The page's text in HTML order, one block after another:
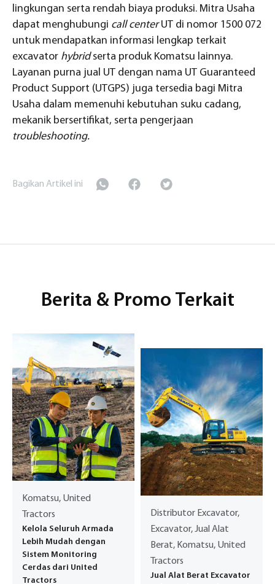
lingkungan serta rendah biaya produksi. Mitra Usaha
dapat menghubungi call centerUT di nomor 1500 072
untuk mendapatkan informasi lengkap terkait
excavator hybridserta produk Komatsu lainnya.
Layanan purna jual UT dengan nama UT Guaranteed
Product Support (UTGPS) juga tersedia bagi Mitra
Usaha dalam memenuhi kebutuhan suku cadang,
mekanik bersertifikat, serta pengerjaan
troubleshooting.
Bagikan Artikel ini
Berita & Promo Terkait
Komatsu, United
Tractors
Kelola Seluruh Armada
Lebih Mudah dengan
Sistem Monitoring
Cerdas dari United
Tractors
Distributor Excavator,
Excavator, Jual Alat
Berat, Komatsu, United
Tractors
Jual Alat Berat Excavator